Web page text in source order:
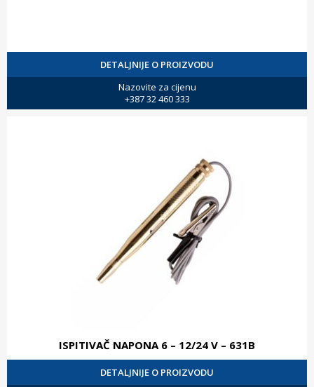
DETALJNIJE O PROIZVODU
Nazovite za cijenu
+387 32 460 333
ISPITIVAČ NAPONA 6 – 12/24 V – 631B
DETALJNIJE O PROIZVODU